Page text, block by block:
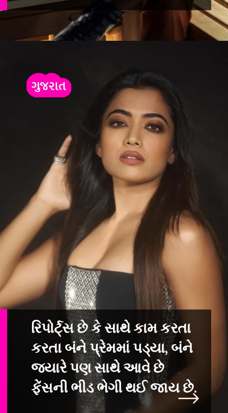
રિપોર્ટ્સ છે કે સાથે કામ કરતા
કરતા બંને પ્રેમમાં પડ્યા, બંને
જ્યારે પણસાથે આવે છે
ફેંસની ભીડ ભેગી થઈ જાય છે.